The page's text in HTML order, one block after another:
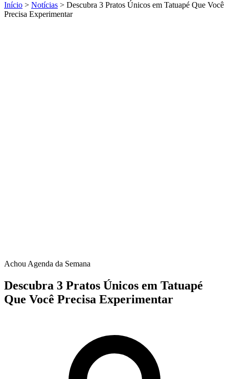
Início > Notícias > Descubra 3 Pratos Únicos em Tatuapé Que Você
Precisa Experimentar
Achou Agenda da Semana
Descubra 3 Pratos Únicos em Tatuapé
Que Você Precisa Experimentar